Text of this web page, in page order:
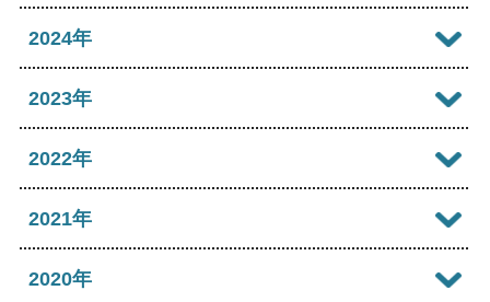
2026年06月
2026年04月
2026年03月
2026年02月
2025年12月
2025年10月
2025年08月
2025年07月
2024年
2024年12月
2024年10月
2024年08月
2023年
2023年12月
2023年10月
2022年
2022年12月
2021年
2021年12月
2020年